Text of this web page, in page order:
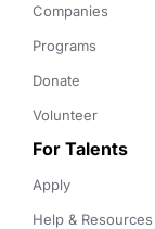
Companies
Programs
Donate
Volunteer
For Talents
Apply
Help & Resources